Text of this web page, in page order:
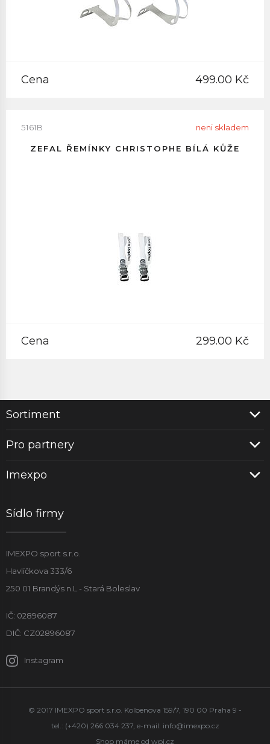
Cena 499.00 Kč
5161B neni skladem
ZEFAL ŘEMÍNKY CHRISTOPHE BÍLÁ KŮŽE
Cena 299.00 Kč
Sortiment
Pro partnery
Imexpo
Sídlo firmy
IMEXPO sport s.r.o.
Havlíčkova 333/6
250 01 Brandýs n.L - Stará Boleslav
IČ: 02896087
DIČ: CZ02896087
Instagram
© 2017 IMEXPO sport s.r.o. Kolbenova 159/7, 190 00 Praha 9 -
tel.: (+420) 266 034 237, e-mail: info@imexpo.cz
Shop máme od wpj.cz